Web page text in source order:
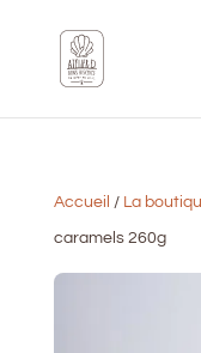
Accueil / La
caramels 260g